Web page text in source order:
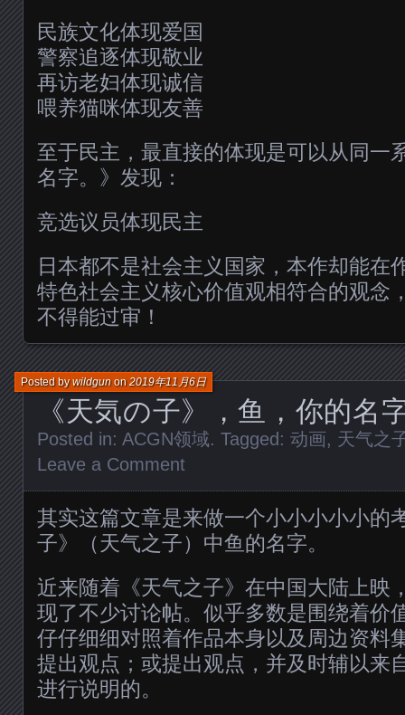
民族文化体现爱国
警察追逐体现敬业
再访老妇体现诚信
喂养猫咪体现友善
至于民主，最直接的体现是可以从同一
名字。》发现：
竞选议员体现民主
日本都不是社会主义国家，本作却能在
特色社会主义核心价值观相符合的观念
不得能过审！
《天気の子》，鱼，你的名
Posted bywildgunon2019年11月6日
Posted in: ACGN领域. Tagged: 动画, 天气之
Leave a Comment
其实这篇文章是来做一个小小小小小的
子》（天气之子）中鱼的名字。
近来随着《天气之子》在中国大陆上映
现了不少讨论帖。似乎多数是围绕着价
仔仔细细对照着作品本身以及周边资料
提出观点；或提出观点，并及时辅以来
进行说明的。